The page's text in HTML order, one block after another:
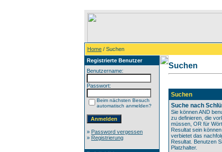
Home / Suchen
Registrierte Benutzer
Benutzername:
Passwort:
Beim nächsten Besuch
automatisch anmelden?
» Password vergessen
» Registrierung
Suchen
Suchen
Suche nach
Sie können AND
zu definieren, die
müssen, OR für
Resultat sein
verbietet das
Resultat. Benutzen
Platzhalter.